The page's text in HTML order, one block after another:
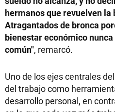
hermanos que revuelven la
Atragantados de bronca
bienestar económico
común", remarcó.
Uno de los ejes centrales
del trabajo como
desarrollo personal, en